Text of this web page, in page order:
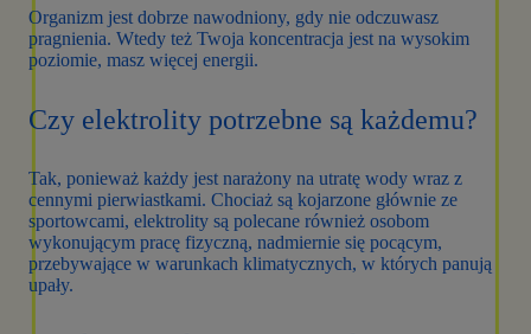
Organizm jest dobrze nawodniony, gdy nie odczuwasz
pragnienia. Wtedy też Twoja koncentracja jest na wysokim
poziomie, masz więcej energii.
Czy elektrolity potrzebne są każdemu?
Tak, ponieważ każdy jest narażony na utratę wody wraz z
cennymi pierwiastkami. Chociaż są kojarzone głównie ze
sportowcami, elektrolity są polecane również osobom
wykonującym pracę fizyczną, nadmiernie się pocącym,
przebywające w warunkach klimatycznych, w których panują
upały.